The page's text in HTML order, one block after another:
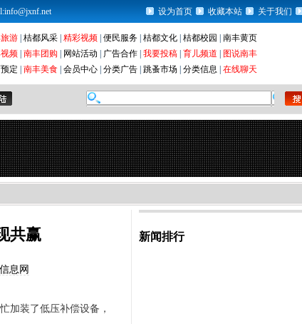
设为首页 收藏本站 关于我们
游 桔都风采 精彩视频 便民服务 桔都文化 桔都校园
南丰黄页
频 南丰团购 网站活动 广告合作 我要投稿 育儿频道
图说南丰
定 南丰美食 会员中心 分类广告 跳蚤市场 分类信息 在线聊天
共赢
息网
装了低压补偿设备，
新闻排行